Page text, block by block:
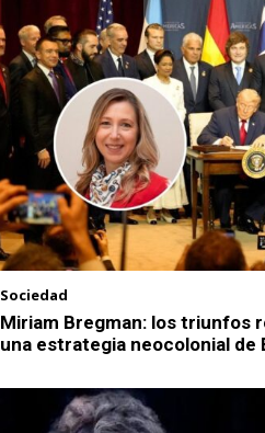
Sociedad
Miriam Bregman: los triunfos
una estrategia neocolonial de